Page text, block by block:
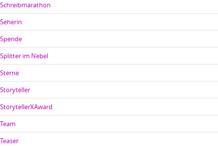
Schreibmarathon
Seherin
Spende
Splitter im Nebel
Sterne
Storyteller
StorytellerXAward
Team
Teaser